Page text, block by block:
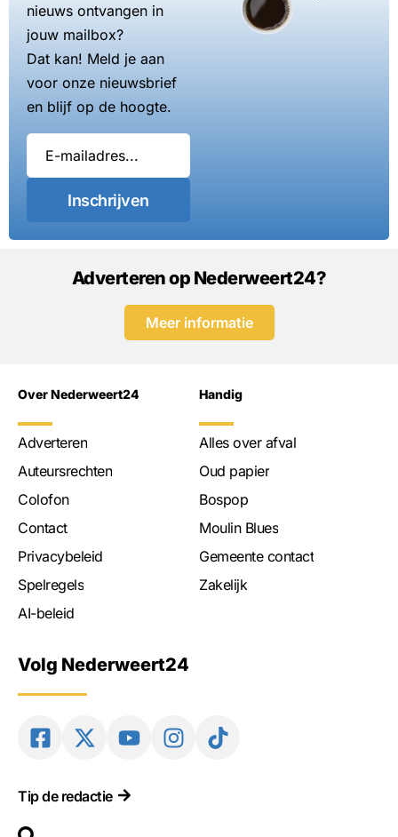
nieuws ontvangen in
jouw mailbox?
Dat kan! Meld je aan
voor onze nieuwsbrief
en blijf op de hoogte.
Inschrijven
Adverteren op Nederweert24?
Meer informatie
Over Nederweert24
Adverteren
Auteursrechten
Colofon
Contact
Privacybeleid
Spelregels
AI-beleid
Handig
Alles over afval
Oud papier
Bospop
Moulin Blues
Gemeente contact
Zakelijk
Volg Nederweert24
Tip de redactie